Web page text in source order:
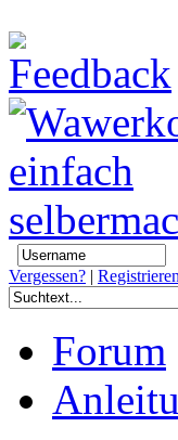
Vergessen? | Registrieren
Forum